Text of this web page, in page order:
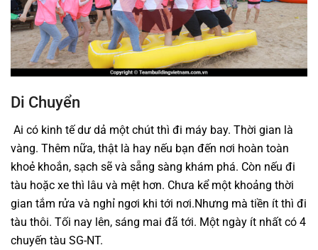
Di Chuyển
Ai có kinh tế dư dả một chút thì đi máy bay. Thời gian là
vàng. Thêm nữa, thật là hay nếu bạn đến nơi hoàn toàn
khoẻ khoắn, sạch sẽ và sẵng sàng khám phá. Còn nếu đi
tàu hoặc xe thì lâu và mệt hơn. Chưa kể một khoảng thời
gian tắm rửa và nghỉ ngơi khi tới nơi.Nhưng mà tiền ít thì đi
tàu thôi. Tối nay lên, sáng mai đã tới. Một ngày ít nhất có 4
chuyến tàu SG-NT.